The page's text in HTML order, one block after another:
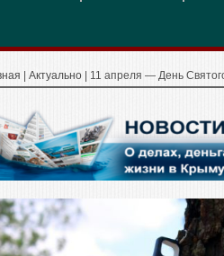
Актуально 11 апреля — День